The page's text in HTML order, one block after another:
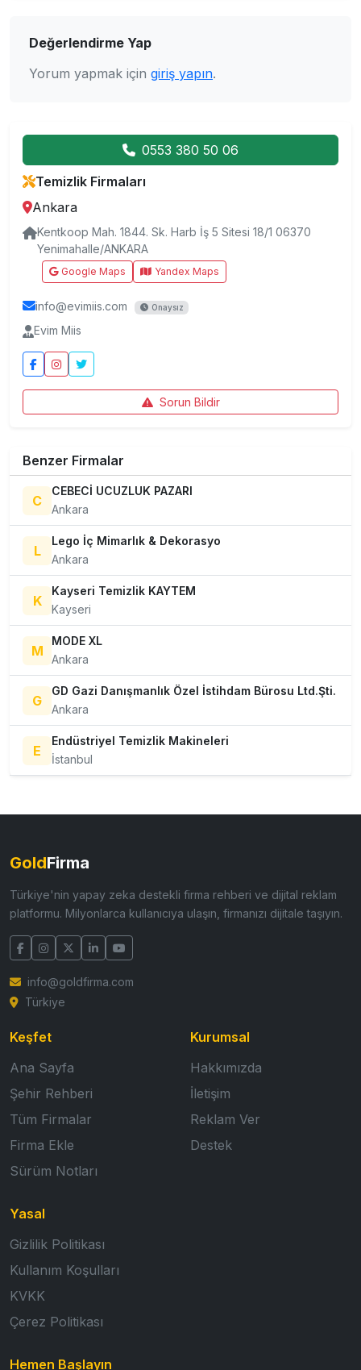
Değerlendirme Yap
Yorum yapmak için giriş yapın.
0553 380 50 06
Temizlik Firmaları
Ankara
Kentkoop Mah. 1844. Sk. Harb İş 5 Sitesi 18/1 06370
Yenimahalle/ANKARA
Google Maps Yandex Maps
info@evimiis.com Onaysız
Evim Miis
Sorun Bildir
Benzer Firmalar
C
CEBECİ UCUZLUK PAZARI
Ankara
L
Lego İç Mimarlık & Dekorasyo
Ankara
K
Kayseri Temizlik KAYTEM
Kayseri
M
MODE XL
Ankara
G
GD Gazi Danışmanlık Özel İstihdam Bürosu Ltd.Şti.
Ankara
E
Endüstriyel Temizlik Makineleri
İstanbul
GoldFirma
Türkiye'nin yapay zeka destekli firma rehberi ve dijital reklam
platformu. Milyonlarca kullanıcıya ulaşın, firmanızı dijitale taşıyın.
info@goldfirma.com
Türkiye
Keşfet
Ana Sayfa
Şehir Rehberi
Tüm Firmalar
Firma Ekle
Sürüm Notları
Kurumsal
Hakkımızda
İletişim
Reklam Ver
Destek
Yasal
Gizlilik Politikası
Kullanım Koşulları
KVKK
Çerez Politikası
Hemen Başlayın